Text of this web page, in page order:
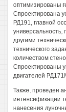
оптимизированы
Спроектирована
РД191, главной
другими
технического
количеством
Спроектированы
двигателей
Также, проведен
интенсификации
нанесения